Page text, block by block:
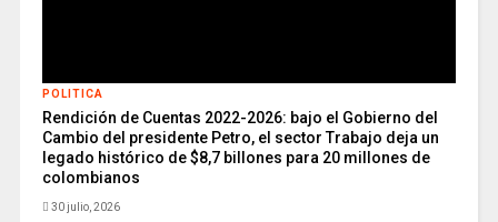
POLITICA
Rendición de Cuentas 2022-2026: bajo el Gobierno del
Cambio del presidente Petro, el sector Trabajo deja un
legado histórico de $8,7 billones para 20 millones de
colombianos
30 julio, 2026